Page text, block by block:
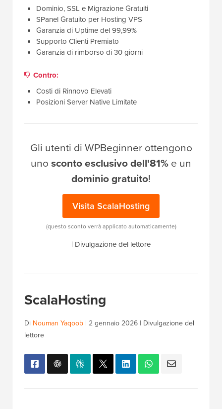
Dominio, SSL e Migrazione Gratuiti
SPanel Gratuito per Hosting VPS
Garanzia di Uptime del 99,99%
Supporto Clienti Premiato
Garanzia di rimborso di 30 giorni
Contro:
Costi di Rinnovo Elevati
Posizioni Server Native Limitate
Gli utenti di WPBeginner ottengono
unosconto esclusivo dell'81%e un
dominio gratuito!
Visita ScalaHosting
(questo sconto verrà applicato automaticamente)
| Divulgazione del lettore
ScalaHosting
Di Nouman Yaqoob | 2 gennaio 2026 | Divulgazione del
lettore